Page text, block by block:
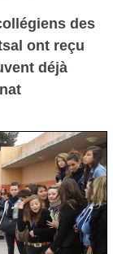
des
ont reçu
déjà